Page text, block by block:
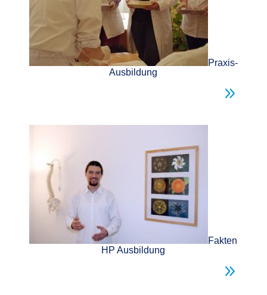
Praxis-
Ausbildung
9
Fakten
HP Ausbildung
9